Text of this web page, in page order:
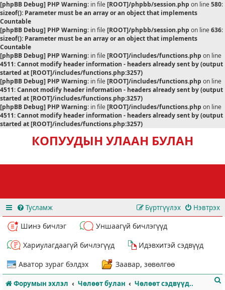
[phpBB Debug] PHP Warning: in file[ROOT]/phpbb/session.php on line580:
sizeof(): Parameter must be an array or an object that implements
Countable
[phpBB Debug] PHP Warning: in file[ROOT]/phpbb/session.php on line636:
sizeof(): Parameter must be an array or an object that implements
Countable
[phpBB Debug] PHP Warning: in file[ROOT]/includes/functions.php on line
4511:Cannot modify header information - headers already sent by (output
started at [ROOT]/includes/functions.php:3257)
[phpBB Debug] PHP Warning: in file[ROOT]/includes/functions.php on line
4511:Cannot modify header information - headers already sent by (output
started at [ROOT]/includes/functions.php:3257)
[phpBB Debug] PHP Warning: in file[ROOT]/includes/functions.php on line
4511:Cannot modify header information - headers already sent by (output
started at [ROOT]/includes/functions.php:3257)
КОПУУДЫН УЛААН БУЛАН
Тусламж Нэвтрэх
Бүртгүүлэх
Шинэ бичлэг
Уншаагүй бичлэгүүд
Хариулагдаагүй бичлэгүүд
Идэвхитэй сэдвүүд
Аватор зураг бэлдэх
Заавар, зөвөлгөө
Форумын эхлэл Чөлөөт булан Чөлөөт сэдвүүд..